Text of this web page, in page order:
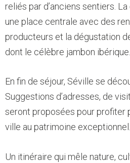
reliés par d’anciens sentiers.
une place centrale avec des
producteurs et la dégustation
dont le célèbre jambon ibérique.
En fin de séjour, Séville se
Suggestions d’adresses, de
seront proposées pour profiter
ville au patrimoine exceptionnel.
Un itinéraire qui mêle nature,